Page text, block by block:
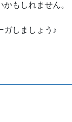
もしれません。
ガしましょう♪